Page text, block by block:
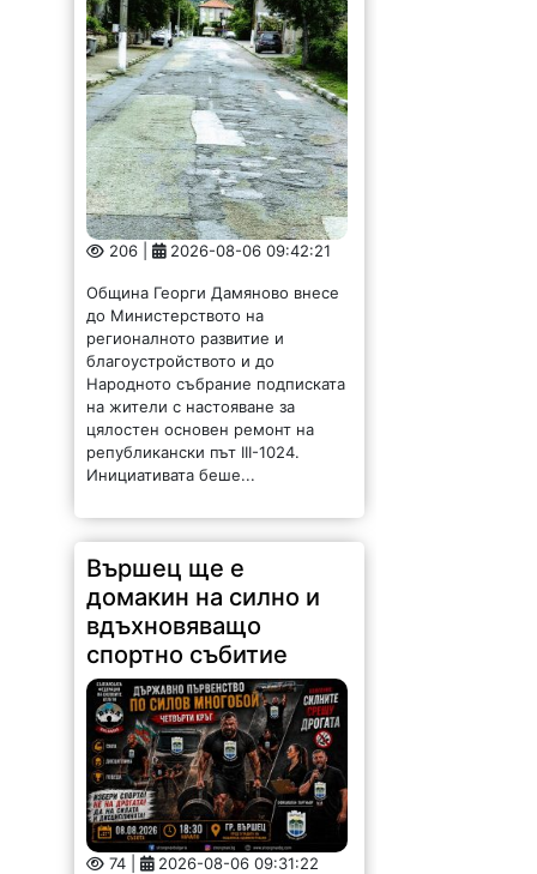
206 | 2026-08-06 09:42:21
до Министерството на
регионалното развитие и
благоустройството и до
Народното събрание подписката
на жители с настояване за
цялостен основен ремонт на
републикански път III-1024.
Инициативата беше...
Вършец ще е
домакин на силно и
вдъхновяващо
спортно събитие
74 | 2026-08-06 09:31:22